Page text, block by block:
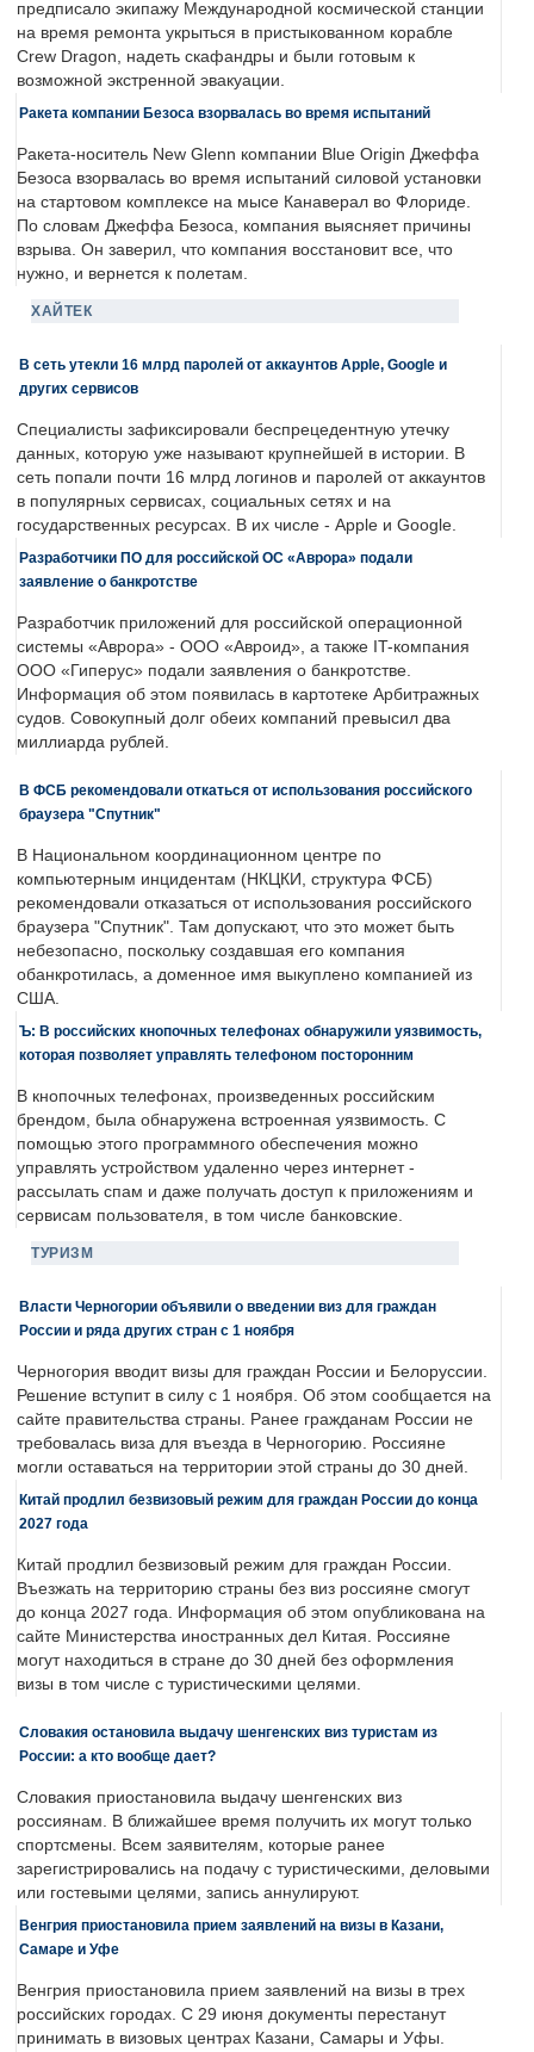
предписало экипажу Международной космической станции
на время ремонта укрыться в пристыкованном корабле
Crew Dragon, надеть скафандры и были готовым к
возможной экстренной эвакуации.
Ракета компании Безоса взорвалась во время испытаний
Ракета-носитель New Glenn компании Blue Origin Джеффа
Безоса взорвалась во время испытаний силовой установки
на стартовом комплексе на мысе Канаверал во Флориде.
По словам Джеффа Безоса, компания выясняет причины
взрыва. Он заверил, что компания восстановит все, что
нужно, и вернется к полетам.
ХАЙТЕК
В сеть утекли 16 млрд паролей от аккаунтов Apple, Google и
других сервисов
Специалисты зафиксировали беспрецедентную утечку
данных, которую уже называют крупнейшей в истории. В
сеть попали почти 16 млрд логинов и паролей от аккаунтов
в популярных сервисах, социальных сетях и на
государственных ресурсах. В их числе - Apple и Google.
Разработчики ПО для российской ОС «Аврора» подали
заявление о банкротстве
Разработчик приложений для российской операционной
системы «Аврора» - ООО «Авроид», а также IT-компания
ООО «Гиперус» подали заявления о банкротстве.
Информация об этом появилась в картотеке Арбитражных
судов. Совокупный долг обеих компаний превысил два
миллиарда рублей.
В ФСБ рекомендовали откаться от использования российского
браузера "Спутник"
В Национальном координационном центре по
компьютерным инцидентам (НКЦКИ, структура ФСБ)
рекомендовали отказаться от использования российского
браузера "Спутник". Там допускают, что это может быть
небезопасно, поскольку создавшая его компания
обанкротилась, а доменное имя выкуплено компанией из
США.
Ъ: В российских кнопочных телефонах обнаружили уязвимость,
которая позволяет управлять телефоном посторонним
В кнопочных телефонах, произведенных российским
брендом, была обнаружена встроенная уязвимость. С
помощью этого программного обеспечения можно
управлять устройством удаленно через интернет -
рассылать спам и даже получать доступ к приложениям и
сервисам пользователя, в том числе банковские.
ТУРИЗМ
Власти Черногории объявили о введении виз для граждан
России и ряда других стран с 1 ноября
Черногория вводит визы для граждан России и Белоруссии.
Решение вступит в силу с 1 ноября. Об этом сообщается на
сайте правительства страны. Ранее гражданам России не
требовалась виза для въезда в Черногорию. Россияне
могли оставаться на территории этой страны до 30 дней.
Китай продлил безвизовый режим для граждан России до конца
2027 года
Китай продлил безвизовый режим для граждан России.
Въезжать на территорию страны без виз россияне смогут
до конца 2027 года. Информация об этом опубликована на
сайте Министерства иностранных дел Китая. Россияне
могут находиться в стране до 30 дней без оформления
визы в том числе с туристическими целями.
Словакия остановила выдачу шенгенских виз туристам из
России: а кто вообще дает?
Словакия приостановила выдачу шенгенских виз
россиянам. В ближайшее время получить их могут только
спортсмены. Всем заявителям, которые ранее
зарегистрировались на подачу с туристическими, деловыми
или гостевыми целями, запись аннулируют.
Венгрия приостановила прием заявлений на визы в Казани,
Самаре и Уфе
Венгрия приостановила прием заявлений на визы в трех
российских городах. С 29 июня документы перестанут
принимать в визовых центрах Казани, Самары и Уфы.